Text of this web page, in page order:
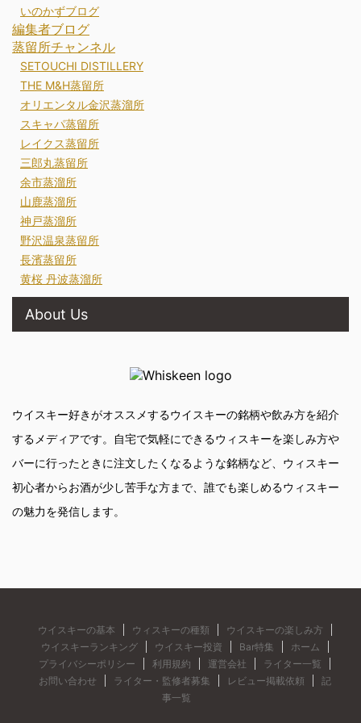
いのかずブログ
編集者ブログ
蒸留所チャンネル
SETOUCHI DISTILLERY
THE M&H蒸留所
オリエンタル金沢蒸溜所
スキャパ蒸留所
レイクス蒸留所
三郎丸蒸留所
余市蒸溜所
山鹿蒸溜所
神戸蒸溜所
野沢温泉蒸留所
長濱蒸留所
黄桜 丹波蒸溜所
About Us
ウイスキー好きがオススメするウイスキーの銘柄や飲み方を紹介
するメディアです。自宅で気軽にできるウィスキーを楽しみ方や
バーに行ったときに注文したくなるような銘柄など、ウィスキー
初心者からお酒が少し苦手な方まで、誰でも楽しめるウィスキー
の魅力を発信します。
ウイスキーの基本 ウィスキーの種類
ウイスキーの楽しみ方
ウイスキーランキング
ウイスキー投資 Bar特集
ホーム
プライバシーポリシー
利用規約 運営会社
ライター一覧
お問い合わせ
ライター・監修者募集 レビュー掲載依頼
記
事一覧